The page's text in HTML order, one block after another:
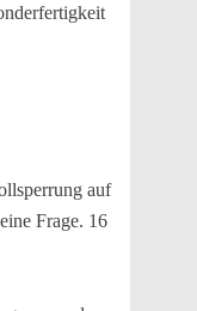
auf
Frage. 16